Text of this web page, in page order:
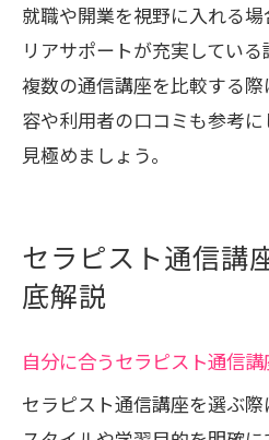
就職や開業を視野に入れる
リアサポートが充実している
複数の通信講座を比較する
容や利用者の口コミも参考
見極めましょう。
セラピスト通信講
底解説
自分に合うセラピスト通信
セラピスト通信講座を選ぶ